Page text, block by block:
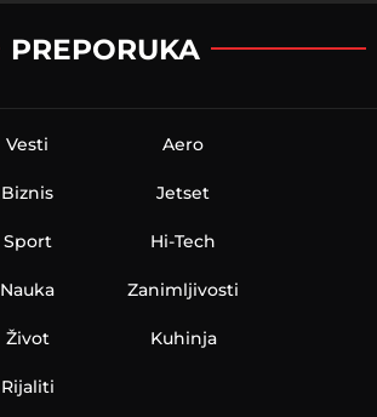
PREPORUKA
Vesti
Biznis
Sport
Nauka
Aero
Jetset
Hi-Tech
Zanimljivosti
Život Kuhinja
Rijaliti